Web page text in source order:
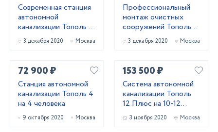
Современная станция
автономной
канализации Тополь 9
ПР Плюс
3 декабря 2020 Москва
Профессиональный
монтаж очистных
сооружений Тополь
зимой
3 декабря 2020 Москва
72 900 ₽
Станция автономной
канализации Тополь 4
на 4 человека
9 октября 2020 Москва
153 500 ₽
Система автономной
канализации Тополь
12 Плюс на 10-12
проживающих
3 ноября 2020 Москва